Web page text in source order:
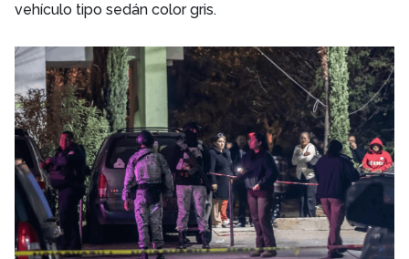
vehículo tipo sedán color gris.